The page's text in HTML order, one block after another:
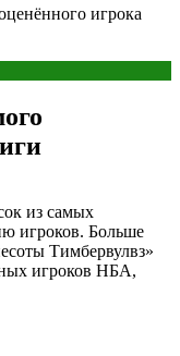
игрока
из самых
игроков. Больше
Тимбервулвз»
игроков НБА,